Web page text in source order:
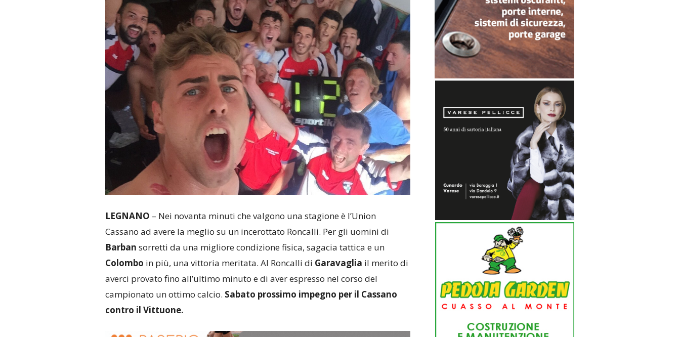
LEGNANO – Nei novanta minuti che valgono una stagione è l’Union
Cassano ad avere la meglio su un incerottato Roncalli. Per gli uomini di
Barban sorretti da una migliore condizione fisica, sagacia tattica e un
Colombo in più, una vittoria meritata. Al Roncalli di Garavaglia il merito di
averci provato fino all’ultimo minuto e di aver espresso nel corso del
campionato un ottimo calcio. Sabato prossimo impegno per il Cassano
contro il Vittuone.